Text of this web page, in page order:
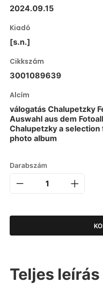
2024.09.15
Kiadó
[s.n.]
Cikkszám
3001089639
Alcím
válogatás Chalupetzky
Auswahl aus dem
Chalupetzky a
photo album
Darabszám
Teljes leírás